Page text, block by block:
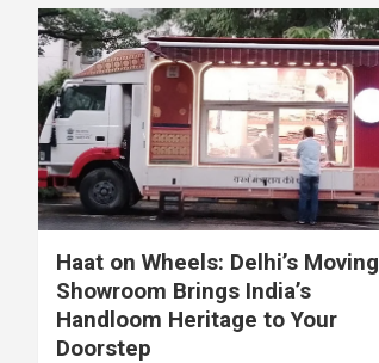
Haat on Wheels: Delhi’s Moving
Showroom Brings India’s
Handloom Heritage to Your
Doorstep